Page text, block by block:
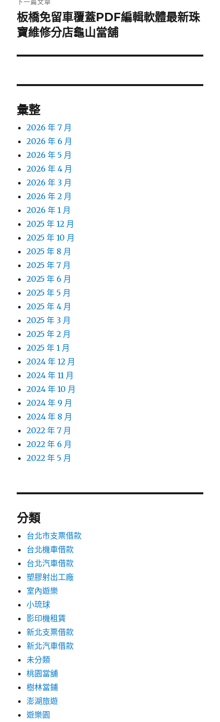
下
一
文
板橋免留車覆蓋PDF編輯軟體最新珠
寶維修分店龜山當舖
彙整
2026 年 7 月
2026 年 6 月
2026 年 5 月
2026 年 4 月
2026 年 3 月
2026 年 2 月
2026 年 1 月
2025 年 12 月
2025 年 10 月
2025 年 8 月
2025 年 7 月
2025 年 6 月
2025 年 5 月
2025 年 4 月
2025 年 3 月
2025 年 2 月
2025 年 1 月
2024 年 12 月
2024 年 11 月
2024 年 10 月
2024 年 9 月
2024 年 8 月
2022 年 7 月
2022 年 6 月
2022 年 5 月
分類
台北市支票借款
台北機車借款
台北汽車借款
塑膠射出工廠
室內遊樂
小琉球
影印機租賃
新北支票借款
新北汽車借款
未分類
桃園當舖
樹林當鋪
澎湖旅遊
遊樂園